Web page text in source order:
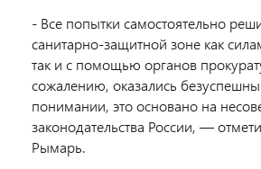
- Все попытки самостоятельно
санитарно-защитной зоне как
так и с помощью органов
сожалению, оказались
понимании, это основано на
законодательства России, —
Рымарь.